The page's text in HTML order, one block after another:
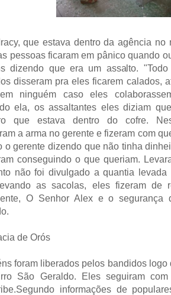
que estava dentro da agência no
pessoas ficaram em pânico quando
dizendo que era um assalto.
disseram pra eles ficarem calados,
ninguém caso eles
ela, os assaltantes eles diziam
que estava dentro do cofre.
a arma no gerente e fizeram com
o gerente dizendo que não tinha
conseguindo o que queriam.
não foi divulgado a quantia
as sacolas, eles fizeram de
O Senhor Alex e o segurança
de Orós
foram liberados pelos bandidos logo
São Geraldo. Eles seguiram
informações de